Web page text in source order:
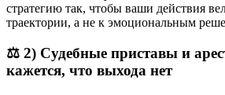
стратегию так, чтобы ваши действия
траектории, а не к эмоциональным
⚖️ 2) Судебные приставы и
кажется, что выхода нет